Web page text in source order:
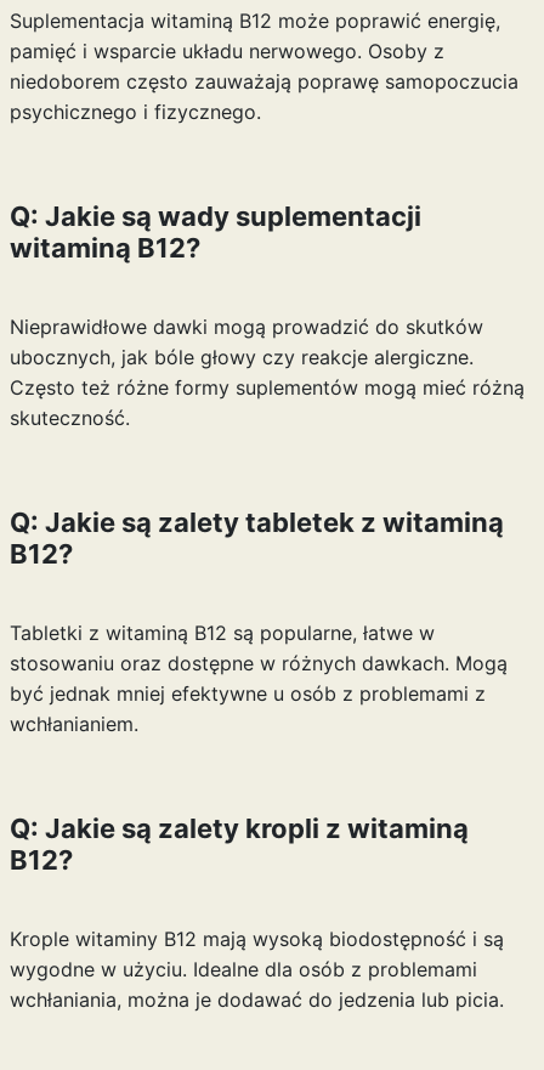
Suplementacja witaminą B12 może poprawić energię,
pamięć i wsparcie układu nerwowego. Osoby z
niedoborem często zauważają poprawę samopoczucia
psychicznego i fizycznego.
Q: Jakie są wady suplementacji
witaminą B12?
Nieprawidłowe dawki mogą prowadzić do skutków
ubocznych, jak bóle głowy czy reakcje alergiczne.
Często też różne formy suplementów mogą mieć różną
skuteczność.
Q: Jakie są zalety tabletek z witaminą
B12?
Tabletki z witaminą B12 są popularne, łatwe w
stosowaniu oraz dostępne w różnych dawkach. Mogą
być jednak mniej efektywne u osób z problemami z
wchłanianiem.
Q: Jakie są zalety kropli z witaminą
B12?
Krople witaminy B12 mają wysoką biodostępność i są
wygodne w użyciu. Idealne dla osób z problemami
wchłaniania, można je dodawać do jedzenia lub picia.